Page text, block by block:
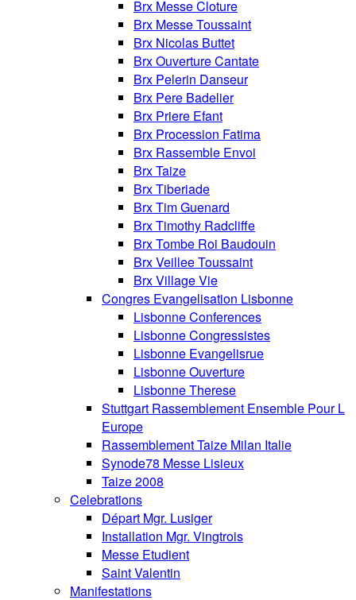
Brx Messe Cloture
Brx Messe Toussaint
Brx Nicolas Buttet
Brx Ouverture Cantate
Brx Pelerin Danseur
Brx Pere Badelier
Brx Priere Efant
Brx Procession Fatima
Brx Rassemble Envoi
Brx Taize
Brx Tiberiade
Brx Tim Guenard
Brx Timothy Radcliffe
Brx Tombe Roi Baudouin
Brx Veillee Toussaint
Brx Village Vie
Congres Evangelisation Lisbonne
Lisbonne Conferences
Lisbonne Congressistes
Lisbonne Evangelisrue
Lisbonne Ouverture
Lisbonne Therese
Stuttgart Rassemblement Ensemble Pour L
Europe
Rassemblement Taize Milan Italie
Synode78 Messe Lisieux
Taize 2008
Celebrations
Départ Mgr. Lusiger
Installation Mgr. Vingtrois
Messe Etudient
Saint Valentin
Manifestations